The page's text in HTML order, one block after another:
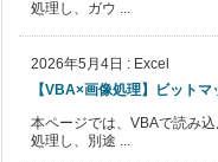
処理し、ガウ ...
2026年5月4日 : Excel
【VBA×画像処理】ビット
本ページでは、VBAで読み
処理し、別途 ...